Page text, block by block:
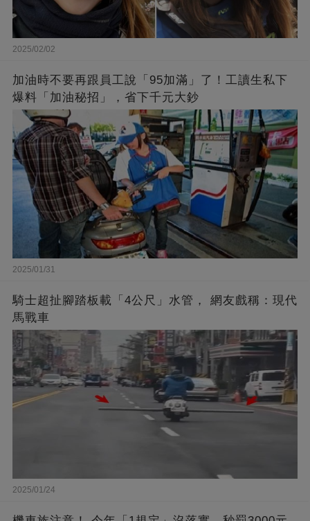
2025/02/02
加油時不要再跟員工說「95加滿」了！工讀生私下
爆料「加油秘招」，省下千元大鈔
2025/01/31
騎士超扯腳踏板載「4公尺」水管， 網友戲稱：現代
馬戰車
2025/01/24